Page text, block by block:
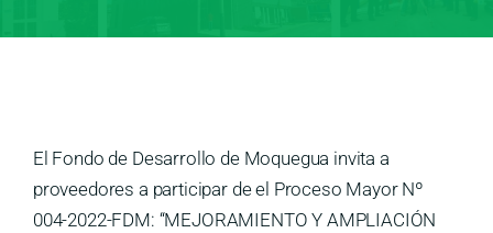
El Fondo de Desarrollo de Moquegua invita a
proveedores a participar de el Proceso Mayor Nº
004-2022-FDM: “MEJORAMIENTO Y AMPLIACIÓN